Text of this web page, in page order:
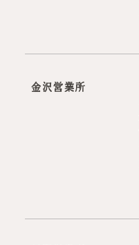
金沢営業所